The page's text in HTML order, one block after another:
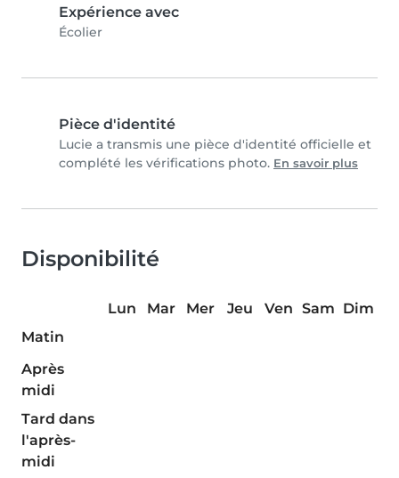
Expérience avec
Écolier
Pièce d'identité
Lucie a transmis une pièce d'identité officielle et
complété les vérifications photo. En savoir plus
Disponibilité
Lun Mar Mer Jeu Ven Sam Dim
Matin
Après
midi
Tard dans
l'après-
midi